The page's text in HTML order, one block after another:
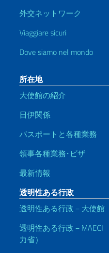
外交ネットワーク
Viaggiare sicuri
Dove siamo nel mondo
所在地
大使館の紹介
日伊関係
パスポートと各種業務
領事各種業務･ビザ
最新情報
透明性ある行政
透明性ある行政－大使館
透明性ある行政－MAECI
力省）